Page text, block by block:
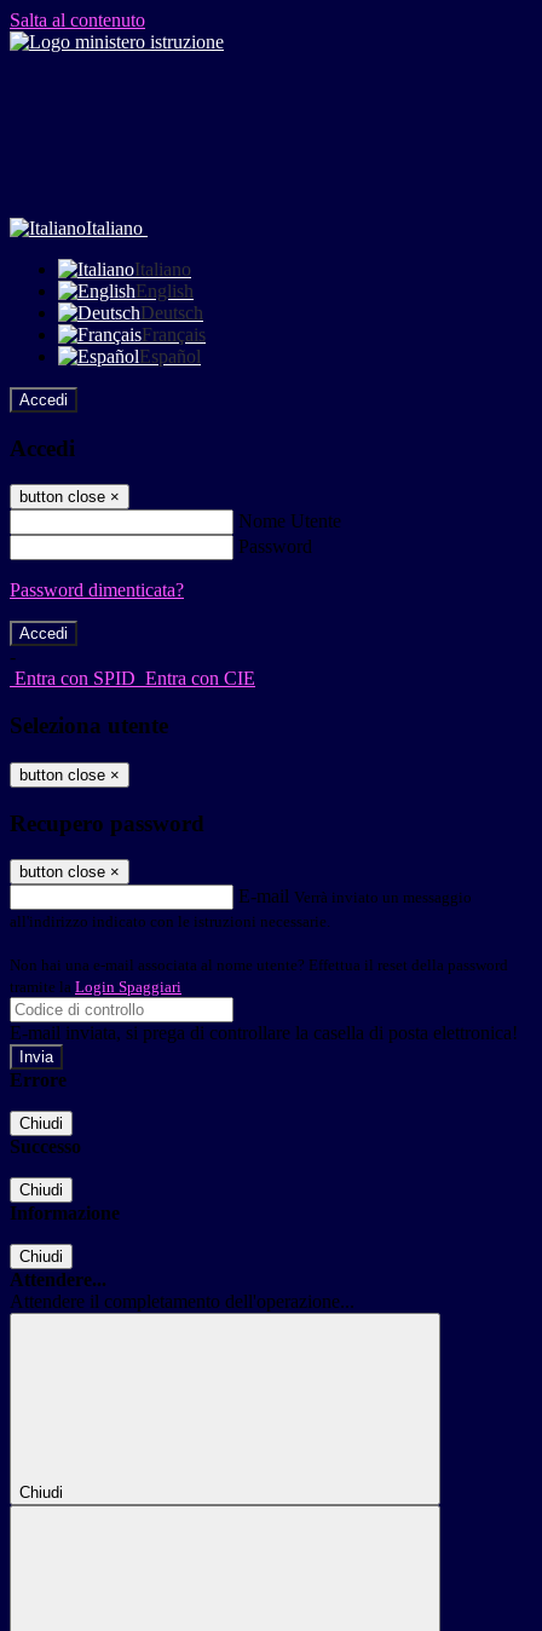
Salta al contenuto
Italiano
Italiano
English
Deutsch
Français
Español
Accedi
Accedi
button close ×
Nome Utente
Password
Password dimenticata?
-
Entra con SPID Entra con CIE
Seleziona utente
button close ×
Recupero password
button close ×
E-mail Verrà inviato un messaggio
all'indirizzo indicato con le istruzioni necessarie.
Non hai una e-mail associata al nome utente? Effettua il reset della password
tramite la Login Spaggiari
E-mail inviata, si prega di controllare la casella di posta elettronica!
Errore
Chiudi
Successo
Chiudi
Informazione
Chiudi
Attendere...
Attendere il completamento dell'operazione...
Chiudi